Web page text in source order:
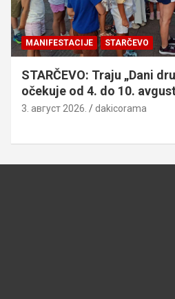
MANIFESTACIJE STARČEVO
STARČEVO: Traju „Dani
očekuje od 4. do 10.
3. август 2026. dakicorama